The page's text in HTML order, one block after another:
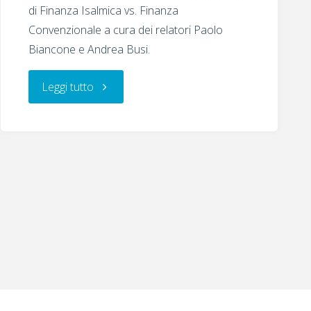
di Finanza Isalmica vs. Finanza
Convenzionale a cura dei relatori Paolo
Biancone e Andrea Busi.
Leggi tutto"Finanza